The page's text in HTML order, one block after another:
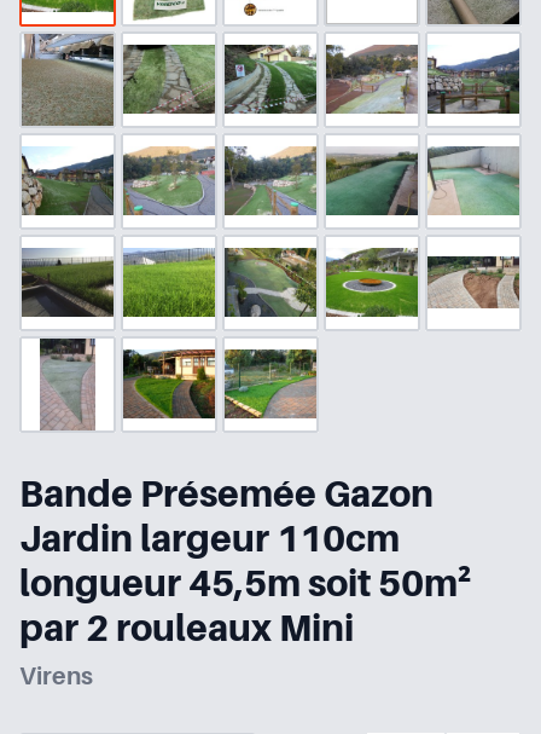
Bande Présemée Gazon
Jardin largeur 110cm
longueur 45,5m soit 50m²
par 2 rouleaux Mini
Virens